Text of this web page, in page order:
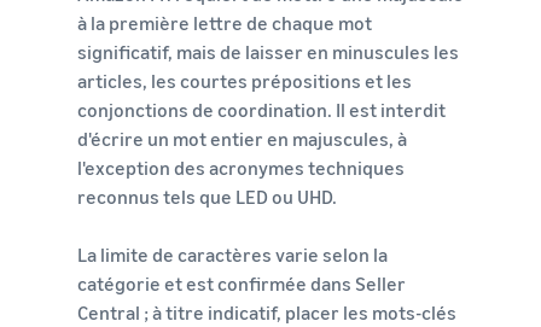
à la première lettre de chaque mot
significatif, mais de laisser en minuscules les
articles, les courtes prépositions et les
conjonctions de coordination. Il est interdit
d'écrire un mot entier en majuscules, à
l'exception des acronymes techniques
reconnus tels que LED ou UHD.
La limite de caractères varie selon la
catégorie et est confirmée dans Seller
Central ; à titre indicatif, placer les mots-clés